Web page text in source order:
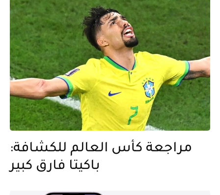
مراجعة كأس العالم للكشافة:
باكيتا فارق كبير